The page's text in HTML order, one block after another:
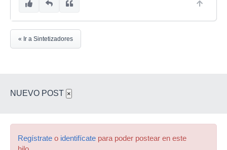
« Ir a Sintetizadores
NUEVO POST ×
Regístrate o identifícate para poder postear en este